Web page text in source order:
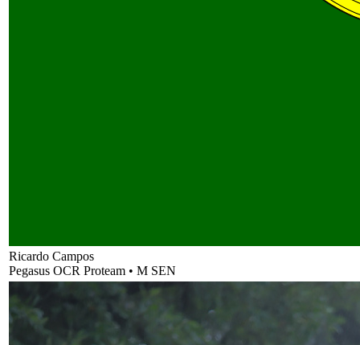
Ricardo Campos
Pegasus OCR Proteam • M SEN